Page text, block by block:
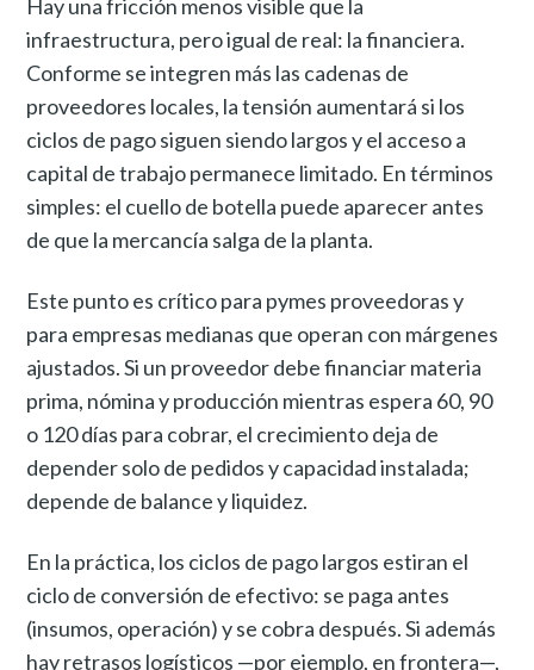
Hay una fricción menos visible que la
infraestructura, pero igual de real: la financiera.
Conforme se integren más las cadenas de
proveedores locales, la tensión aumentará si los
ciclos de pago siguen siendo largos y el acceso a
capital de trabajo permanece limitado. En términos
simples: el cuello de botella puede aparecer antes
de que la mercancía salga de la planta.
Este punto es crítico para pymes proveedoras y
para empresas medianas que operan con márgenes
ajustados. Si un proveedor debe financiar materia
prima, nómina y producción mientras espera 60, 90
o 120 días para cobrar, el crecimiento deja de
depender solo de pedidos y capacidad instalada;
depende de balance y liquidez.
En la práctica, los ciclos de pago largos estiran el
ciclo de conversión de efectivo: se paga antes
(insumos, operación) y se cobra después. Si además
hay retrasos logísticos —por ejemplo, en frontera—,